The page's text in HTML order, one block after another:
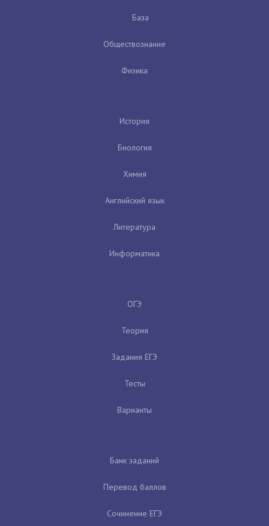
База
Обществознание
Физика
История
Биология
Химия
Английский язык
Литература
Информатика
ОГЭ
Теория
Задания ЕГЭ
Тесты
Варианты
Банк заданий
Перевод баллов
Сочинение ЕГЭ